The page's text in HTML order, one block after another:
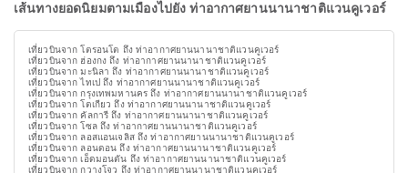
เส้นทางยอดนิยมตามเมืองไปยัง ท่าอากาศยานนานาชาติแวนคูเวอร์
เที่ยวบินจาก โตรอนโต ถึง ท่าอากาศยานนานาชาติแวนคูเวอร์
เที่ยวบินจาก ฮ่องกง ถึง ท่าอากาศยานนานาชาติแวนคูเวอร์
เที่ยวบินจาก มะนิลา ถึง ท่าอากาศยานนานาชาติแวนคูเวอร์
เที่ยวบินจาก ไทเป ถึง ท่าอากาศยานนานาชาติแวนคูเวอร์
เที่ยวบินจาก กรุงเทพมหานคร ถึง ท่าอากาศยานนานาชาติแวนคูเวอร์
เที่ยวบินจาก โตเกียว ถึง ท่าอากาศยานนานาชาติแวนคูเวอร์
เที่ยวบินจาก คัลการี ถึง ท่าอากาศยานนานาชาติแวนคูเวอร์
เที่ยวบินจาก โซล ถึง ท่าอากาศยานนานาชาติแวนคูเวอร์
เที่ยวบินจาก ลอสแอนเจลิส ถึง ท่าอากาศยานนานาชาติแวนคูเวอร์
เที่ยวบินจาก ลอนดอน ถึง ท่าอากาศยานนานาชาติแวนคูเวอร์
เที่ยวบินจาก เอ็ดมอนตัน ถึง ท่าอากาศยานนานาชาติแวนคูเวอร์
เที่ยวบินจาก กวางโจว ถึง ท่าอากาศยานนานาชาติแวนคูเวอร์